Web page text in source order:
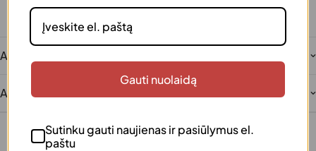
Šimtai patenkintų klientų
Aprašymas
Atsiliepimai
Gauti nuolaidą
Sutinku gauti naujienas ir pasiūlymus el.
paštu